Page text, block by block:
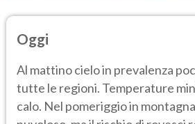
Oggi
Al mattino cielo in prevalenza
tutte le regioni. Temperature
calo. Nel pomeriggio in